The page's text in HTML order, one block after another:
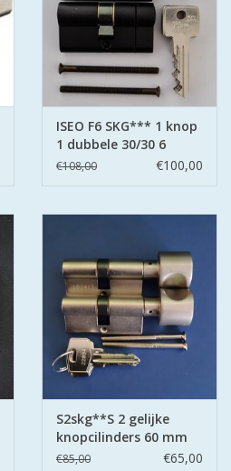
ISEO F6 SKG*** 1 knop
1 dubbele 30/30 6
sleutels
€108,00 €100,00
S2skg**S 2 gelijke
knopcilinders 60 mm
30-30
€85,00 €65,00